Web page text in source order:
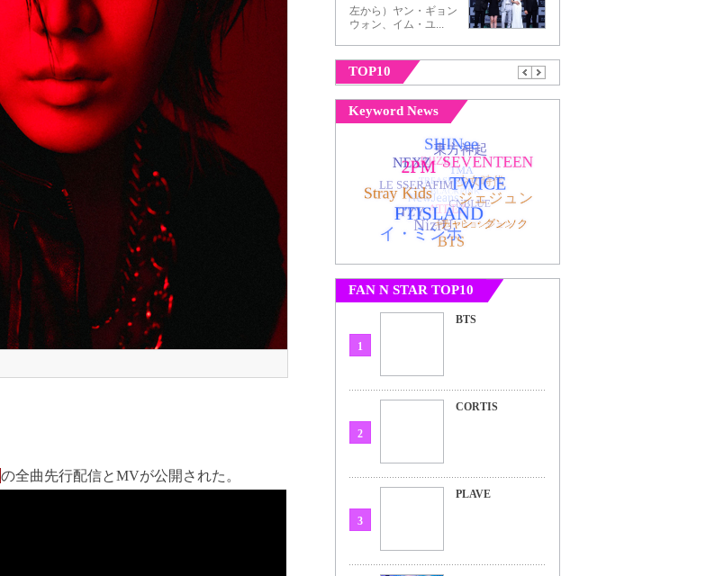
の全曲先行配信とMVが公開された。
左から）ヤン・ギョン
ウォン、イム・ユ...
TOP10
Keyword News
FAN N STAR TOP10
1
BTS
2
CORTIS
3
PLAVE